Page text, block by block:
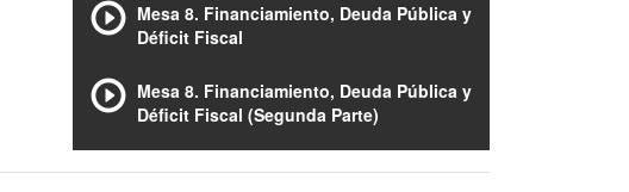
Mesa 8. Financiamiento, Deuda Pública y
Déficit Fiscal
Mesa 8. Financiamiento, Deuda Pública y
Déficit Fiscal (Segunda Parte)